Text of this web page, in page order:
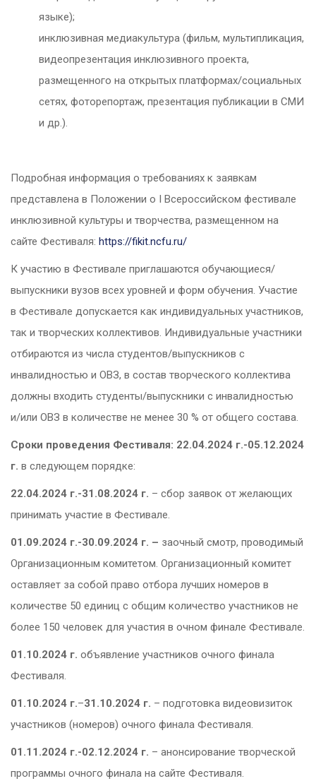
языке);
инклюзивная медиакультура (фильм, мультипликация,
видеопрезентация инклюзивного проекта,
размещенного на открытых платформах/социальных
сетях, фоторепортаж, презентация публикации в СМИ
и др.).
Подробная информация о требованиях к заявкам
представлена в Положении о I Всероссийском фестивале
инклюзивной культуры и творчества, размещенном на
сайте Фестиваля: https://fikit.ncfu.ru/
К участию в Фестивале приглашаются обучающиеся/
выпускники вузов всех уровней и форм обучения. Участие
в Фестивале допускается как индивидуальных участников,
так и творческих коллективов. Индивидуальные участники
отбираются из числа студентов/выпускников с
инвалидностью и ОВЗ, в состав творческого коллектива
должны входить студенты/выпускники с инвалидностью
и/или ОВЗ в количестве не менее 30 % от общего состава.
Сроки проведения Фестиваля: 22.04.2024 г.-05.12.2024
г. в следующем порядке:
22.04.2024 г.-31.08.2024 г. – сбор заявок от желающих
принимать участие в Фестивале.
01.09.2024 г.-30.09.2024 г. – заочный смотр, проводимый
Организационным комитетом. Организационный комитет
оставляет за собой право отбора лучших номеров в
количестве 50 единиц с общим количество участников не
более 150 человек для участия в очном финале Фестивале.
01.10.2024 г. объявление участников очного финала
Фестиваля.
01.10.2024 г.–31.10.2024 г. – подготовка видеовизиток
участников (номеров) очного финала Фестиваля.
01.11.2024 г.-02.12.2024 г. – анонсирование творческой
программы очного финала на сайте Фестиваля.